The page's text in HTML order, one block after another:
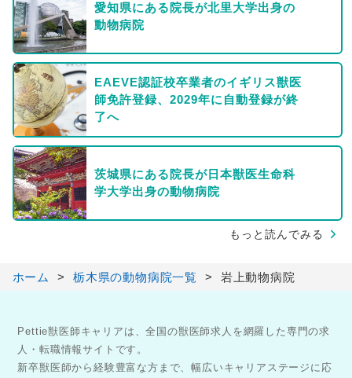
愛知県にある院長が北里大学出身の
動物病院
EAEVE認証校卒業者のイギリス獣医
師免許登録、2029年に自動登録が終
了へ
茨城県にある院長が日本獣医生命科
学大学出身の動物病院
もっと読んでみる
ホーム 栃木県の動物病院一覧 岩上動物病院
Pettie獣医師キャリアは、全国の獣医師求人を網羅した専門の求
人・転職情報サイトです。
新卒獣医師から経験豊富な方まで、幅広いキャリアステージに応